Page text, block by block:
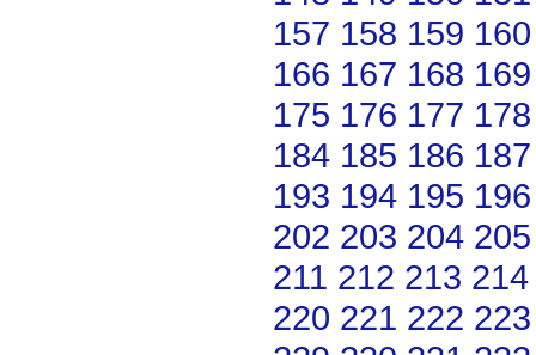
157 158 159 160
166 167 168 169
175 176 177 178
184 185 186 187
193 194 195 196
202 203 204 205
211 212 213 214
220 221 222 223